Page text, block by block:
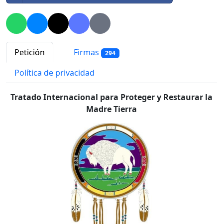
Petición Firmas 294
Política de privacidad
Tratado Internacional para Proteger y Restaurar la
Madre Tierra